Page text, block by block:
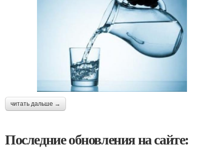
читать дальше →
Последние обновления на сайте: